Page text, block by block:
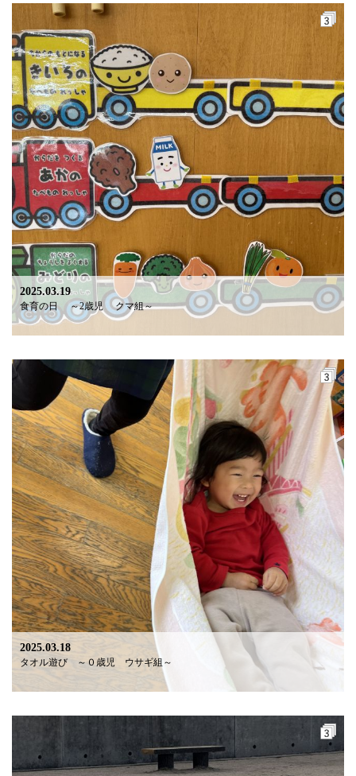
2025.03.19
食育の日 ～2歳児 クマ組～
2025.03.18
タオル遊び ～０歳児 ウサギ組～